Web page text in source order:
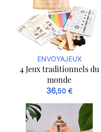
ENVOYAJEUX
4 Jeux traditionnels du
monde
36,50 €